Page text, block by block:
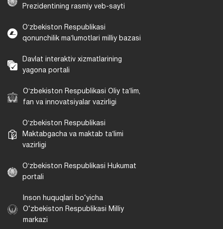
Prezidentining rasmiy veb-sayti
Oʻzbekiston Respublikasi
qonunchilik maʼlumotlari milliy bazasi
Davlat interaktiv xizmatlarining
yagona portali
Oʻzbekiston Respublikasi Oliy taʼlim,
fan va innovatsiyalar vazirligi
Oʻzbekiston Respublikasi
Maktabgacha va maktab taʼlimi
vazirligi
Oʻzbekiston Respublikasi Hukumat
portali
Inson huquqlari bo‘yicha
O‘zbekiston Respublikasi Milliy
markazi